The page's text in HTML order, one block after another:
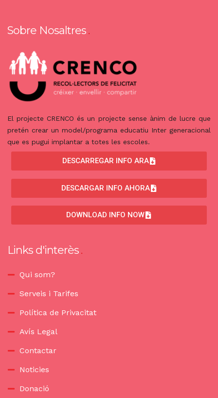
Sobre Nosaltres
El projecte CRENCO és un projecte sense ànim de lucre que
pretén crear un model/programa educatiu Inter generacional
que es pugui implantar a totes les escoles.
DESCARREGAR INFO ARA
DESCARGAR INFO AHORA
DOWNLOAD INFO NOW
Links d'interès
Qui som?
Serveis i Tarifes
Política de Privacitat
Avís Legal
Contactar
Noticies
Donació